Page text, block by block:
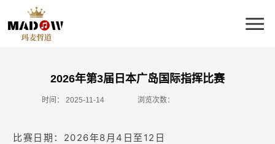
2026年第3届日本广岛国际指挥比赛
时间： 2025-11-14 浏览次数：
比赛日期：2026年8月4日至12日